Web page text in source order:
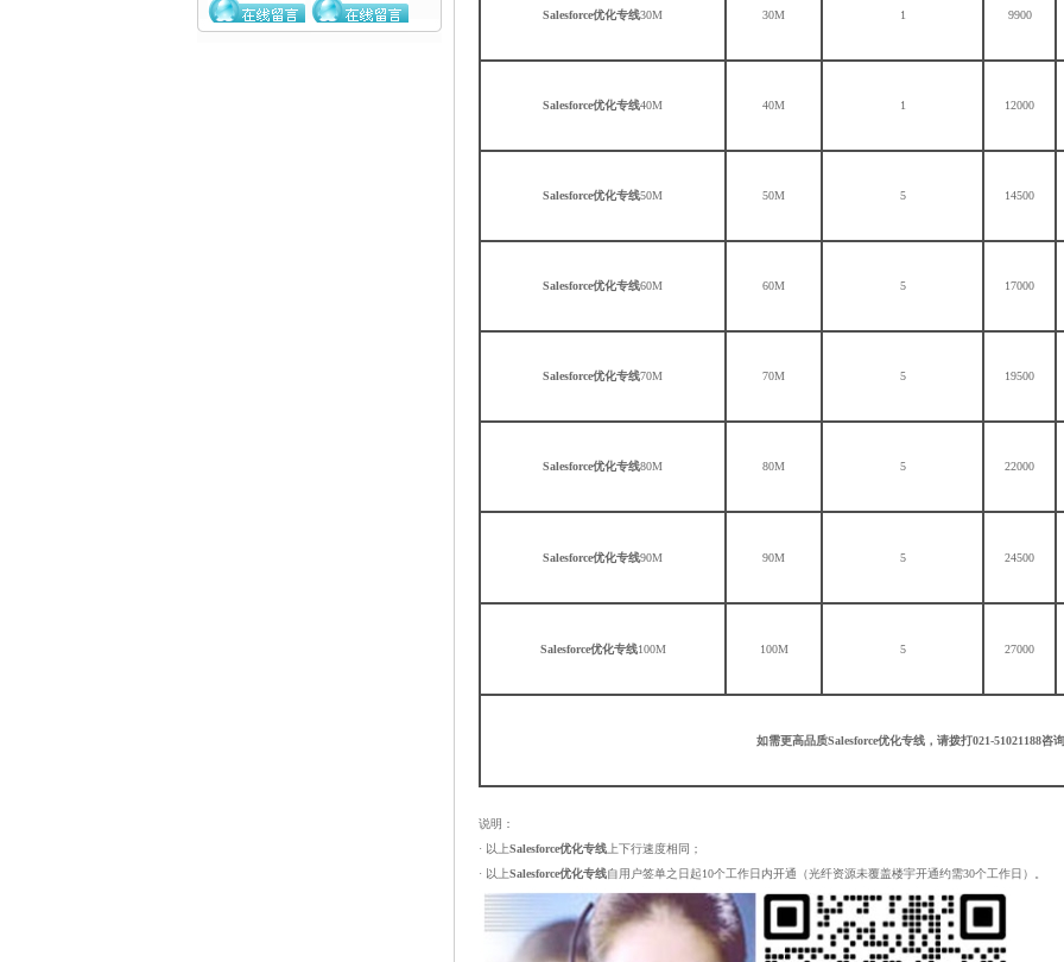
Salesforce优化专线30M 30M 1 9900
Salesforce优化专线40M 40M 1 12000
Salesforce优化专线50M 50M 5 14500
Salesforce优化专线60M 60M 5 17000
Salesforce优化专线70M 70M 5 19500
Salesforce优化专线80M 80M 5 22000
Salesforce优化专线90M 90M 5 24500
Salesforce优化专线100M 100M 5 27000
如需更高品质Salesforce优化专线 ，请拨打021-51021188咨询
说明：
· 以上Salesforce优化专线 上下行速度相同；
· 以上Salesforce优化专线自用户签单之日起10个工作日内开通（光纤资源未覆盖楼宇开通约需30个工作日）。